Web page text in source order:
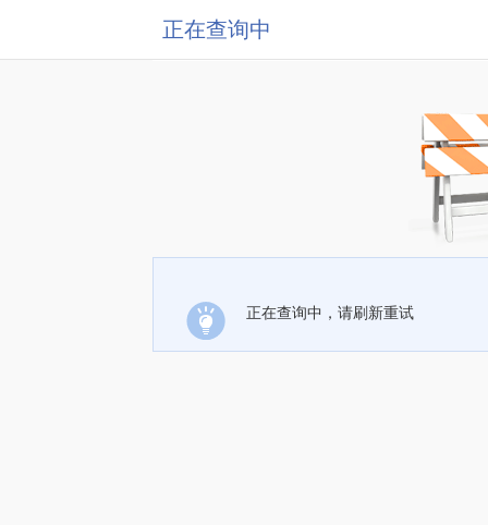
正在查询中
正在查询中，请刷新重试